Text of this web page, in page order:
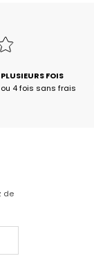
FOIS
4 fois sans frais
de